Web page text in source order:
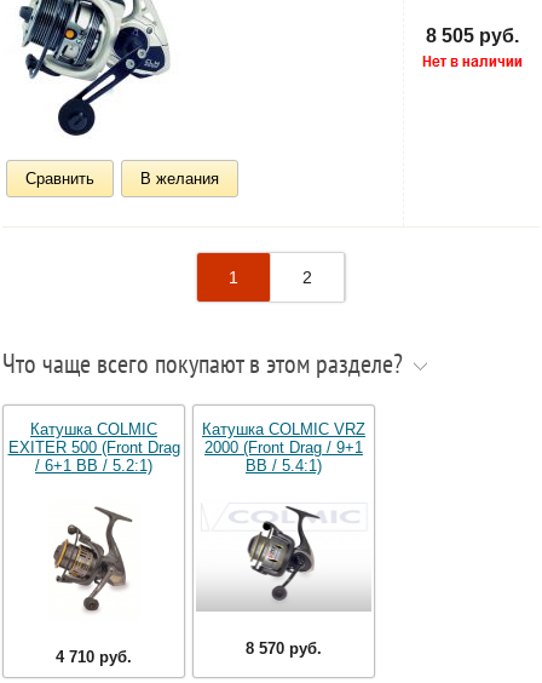
Сравнить В желания
8 505 руб.
1 2
Что чаще всего покупают в этом разделе?
Катушка COLMIC
EXITER 500 (Front Drag
/ 6+1 BB / 5.2:1)
4 710 руб.
Катушка COLMIC VRZ
2000 (Front Drag / 9+1
BB / 5.4:1)
8 570 руб.